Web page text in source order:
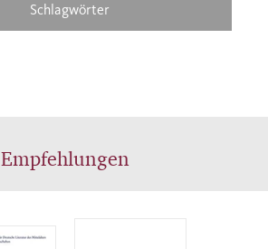
Schlagwörter
Empfehlungen